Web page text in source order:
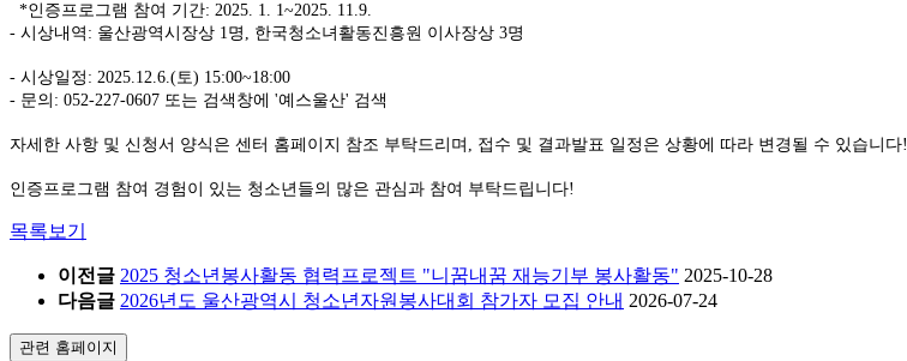
*인증프로그램 참여 기간: 2025. 1. 1~2025. 11.9.
- 시상내역: 울산광역시장상 1명, 한국청소녀활동진흥원 이사장상 3명
- 시상일정: 2025.12.6.(토) 15:00~18:00
- 문의: 052-227-0607 또는 검색창에 '예스울산' 검색
자세한 사항 및 신청서 양식은 센터 홈페이지 참조 부탁드리며, 접수 및 결과발표 일정은 상황에 따라 변경될 수 있습니다!
인증프로그램 참여 경험이 있는 청소년들의 많은 관심과 참여 부탁드립니다!
목록보기
이전글 2025 청소년봉사활동 협력프로젝트 "니꿈내꿈 재능기부 봉사활동" 2025-10-28
다음글 2026년도 울산광역시 청소년자원봉사대회 참가자 모집 안내 2026-07-24
관련 홈페이지